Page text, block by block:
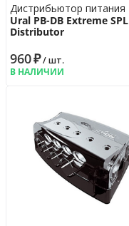
Дистрибьютор питания
Ural PB-DB Extreme SPL
Distributor
960₽/ шт.
В НАЛИЧИИ